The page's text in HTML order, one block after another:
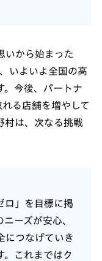
いから始まった
いよいよ全国の高
。今後、パートナ
る店舗を増やして
村は、次なる挑戦
」を目標に掲
ーズが安心、
につなげていき
。これまではク